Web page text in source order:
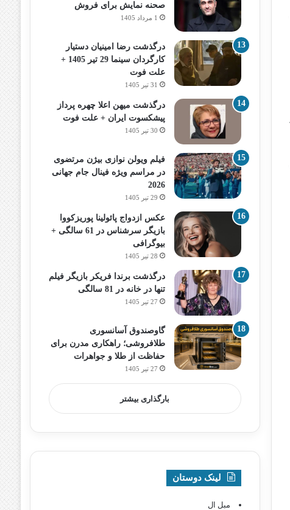
صحنه نمایش برای فروش
1 مرداد 1405
درگذشت رضا امینیان دستیار
کارگردان سینما 29 تیر 1405 +
علت فوت
31 تیر 1405
درگذشت میهن اعلا چهره پرداز
پیشکسوت ایران + علت فوت
30 تیر 1405
فیلم ویولن نوازی بیژن مرتضوی
در مراسم ویژه فینال جام جهانی
2026
29 تیر 1405
عکس ازدواج پائولینا پوریزکووا
بازیگر سرشناس در 61 سالگی +
بیوگرافی
28 تیر 1405
درگذشت برندا فریکر بازیگر فیلم
تنها در خانه در 81 سالگی
27 تیر 1405
گاوصندوق آسانسوری
طلافروشی؛ راهکاری مدرن برای
حفاظت از طلا و جواهرات
27 تیر 1405
بارگذاری بیشتر
لینک دوستان
مبل ال